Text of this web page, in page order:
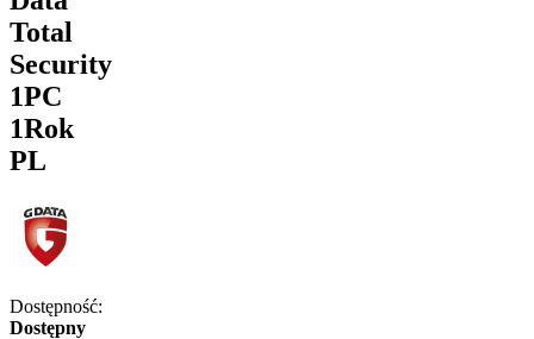
Total
Security
1PC
1Rok
PL
Dostępność:
Dostępny